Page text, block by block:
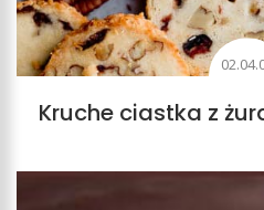
Kruche ciastka z